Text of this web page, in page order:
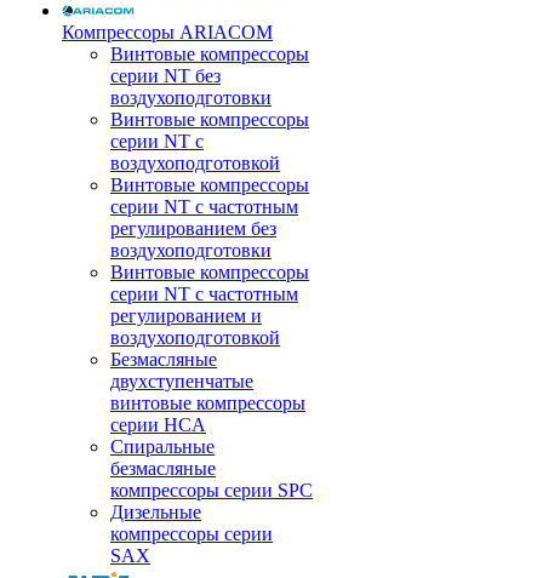
Компрессоры ARIACOM
Винтовые компрессоры
серии NT без
воздухоподготовки
Винтовые компрессоры
серии NT c
воздухоподготовкой
Винтовые компрессоры
серии NT с частотным
регулированием без
воздухоподготовки
Винтовые компрессоры
серии NT с частотным
регулированием и
воздухоподготовкой
Безмасляные
двухступенчатые
винтовые компрессоры
серии HCA
Спиральные
безмасляные
компрессоры серии SPC
Дизельные
компрессоры серии
SAX